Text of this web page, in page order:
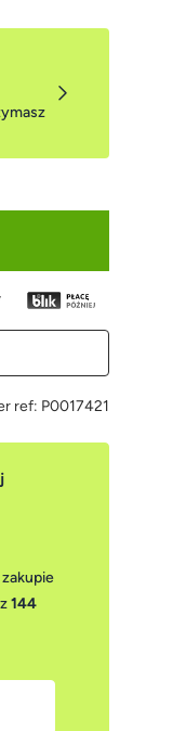
ref: P0017421
144